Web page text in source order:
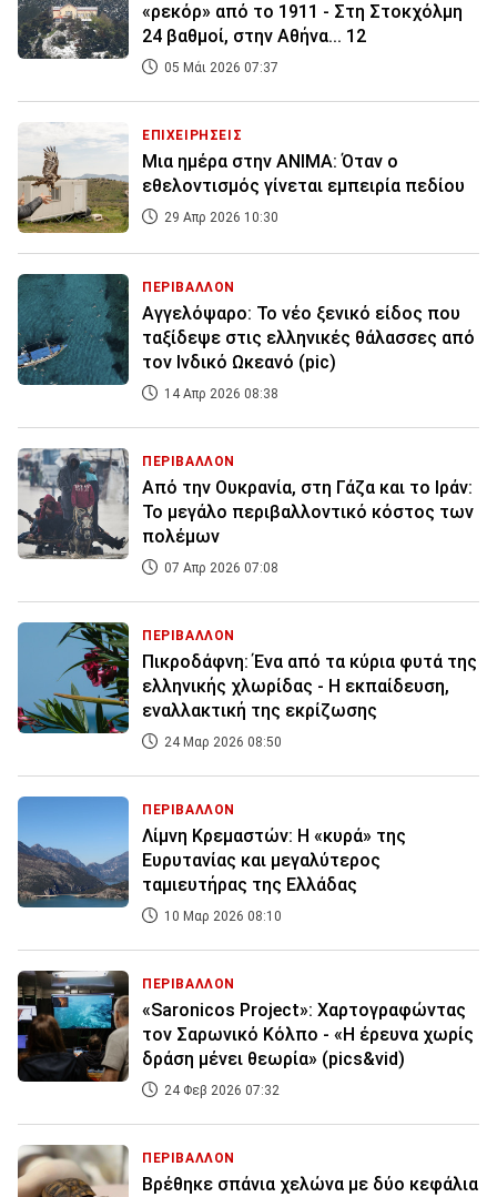
«ρεκόρ» από το 1911 - Στη Στοκχόλμη
24 βαθμοί, στην Αθήνα... 12
05 Μάι 2026 07:37
ΕΠΙΧΕΙΡΗΣΕΙΣ
Μια ημέρα στην ANIMA: Όταν ο
εθελοντισμός γίνεται εμπειρία πεδίου
29 Απρ 2026 10:30
ΠΕΡΙΒΑΛΛΟΝ
Αγγελόψαρο: Το νέο ξενικό είδος που
ταξίδεψε στις ελληνικές θάλασσες από
τον Ινδικό Ωκεανό (pic)
14 Απρ 2026 08:38
ΠΕΡΙΒΑΛΛΟΝ
Από την Ουκρανία, στη Γάζα και το Ιράν:
Το μεγάλο περιβαλλοντικό κόστος των
πολέμων
07 Απρ 2026 07:08
ΠΕΡΙΒΑΛΛΟΝ
Πικροδάφνη: Ένα από τα κύρια φυτά της
ελληνικής χλωρίδας - Η εκπαίδευση,
εναλλακτική της εκρίζωσης
24 Μαρ 2026 08:50
ΠΕΡΙΒΑΛΛΟΝ
Λίμνη Κρεμαστών: Η «κυρά» της
Ευρυτανίας και μεγαλύτερος
ταμιευτήρας της Ελλάδας
10 Μαρ 2026 08:10
ΠΕΡΙΒΑΛΛΟΝ
«Saronicos Project»: Χαρτογραφώντας
τον Σαρωνικό Κόλπο - «Η έρευνα χωρίς
δράση μένει θεωρία» (pics&vid)
24 Φεβ 2026 07:32
ΠΕΡΙΒΑΛΛΟΝ
Βρέθηκε σπάνια χελώνα με δύο κεφάλια